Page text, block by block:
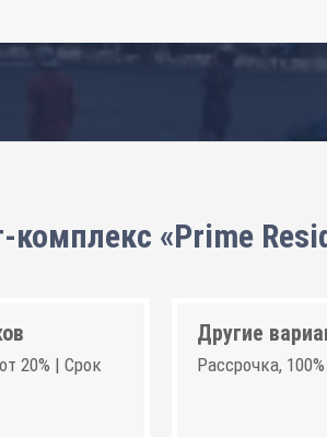
комплекс «Prime
20% | Срок
Другие
Рассрочка,